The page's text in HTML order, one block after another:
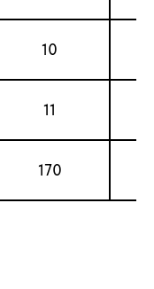
10
11
170